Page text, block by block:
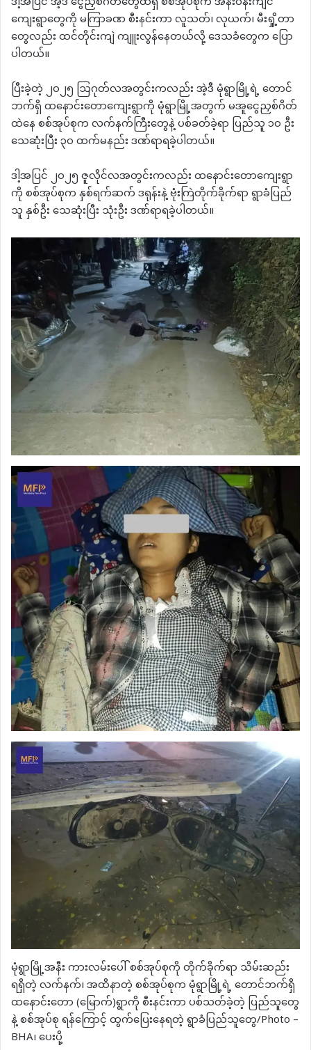
ကျေးရွာတွေကို မကြာခဏ စီးနင်းကာ လူသတ်၊ လုယက်၊ မီးရှို့တာ
တွေလည်း ထင်တိုင်းကျဲ ကျူးလွန်နေတယ်လို့ ဒေသခံတွေက ပြော
ပါတယ်။
ပြီးခဲ့တဲ့ ၂၀၂၅ ဩဂုတ်လအတွင်းကလည်း အဲ့ဒီ မုံရွာမြို့ရဲ့ တောင်
ဘက်ရှိ ထနောင်းတောကျေးရွာကို မုံရွာမြို့အတွက် မအူငွေညှစ်ဂိတ်
ထဲနေ စစ်အုပ်စုက လက်နက်ကြီးတွေနဲ့ ပစ်ခတ်ခဲ့ရာ ပြည်သူ ၁၀ ဦး
သေဆုံးပြီး ၃၀ ထက်မနည်း ဒဏ်ရာရခဲ့ပါတယ်။
ဒါ့အပြင် ၂၀၂၅ ဇူလိုင်လအတွင်းကလည်း ထနောင်းတောကျေးရွာ
ကို စစ်အုပ်စုက နှစ်ရက်ဆက် ဒရုန်းနဲ့ ဗုံးကြဲတိုက်ခိုက်ရာ ရွာခံပြည်
သူ နှစ်ဦး သေဆုံးပြီး သုံးဦး ဒဏ်ရာရခဲ့ပါတယ်။
မုံရွာမြို့အနီး ကားလမ်းပေါ် စစ်အုပ်စုကို တိုက်ခိုက်ရာ သိမ်းဆည်း
ရရှိတဲ့ လက်နက်၊ အထိနာတဲ့ စစ်အုပ်စုက မုံရွာမြို့ရဲ့ တောင်ဘက်ရှိ
ထနောင်းတော (မြောက်)ရွာကို စီးနင်းကာ ပစ်သတ်ခဲ့တဲ့ ပြည်သူတွေ
နဲ့ စစ်အုပ်စု ရန်ကြောင့် ထွက်ပြေးနေရတဲ့ ရွာခံပြည်သူတွေ/Photo –
BHA၊ ပေးပို့